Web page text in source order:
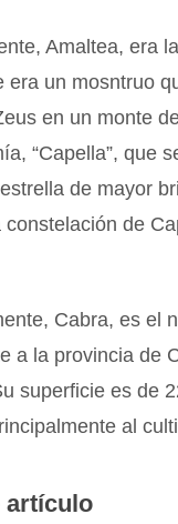
Amaltea, era
era un mosntruo
en un monte
“Capella”, que
de mayor
constelación de
Cabra, es el
a la provincia de
superficie es de
al
artículo